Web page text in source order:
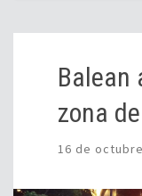
Balean
zona
16 de